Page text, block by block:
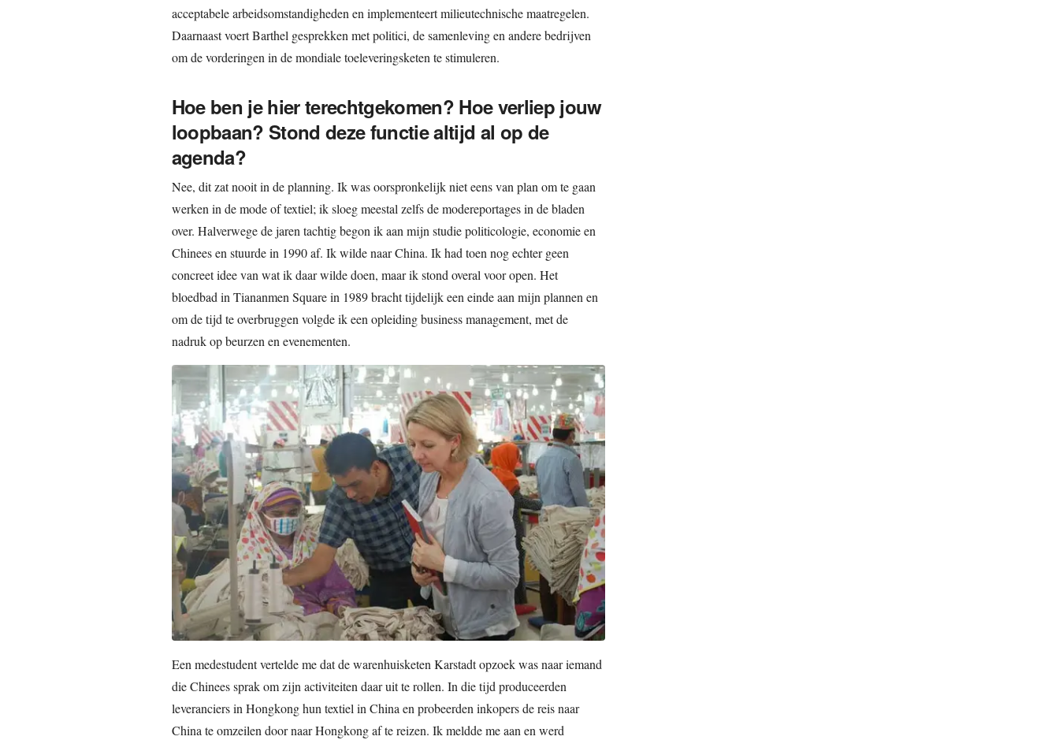
acceptabele arbeidsomstandigheden en implementeert milieutechnische maatregelen.
Daarnaast voert Barthel gesprekken met politici, de samenleving en andere bedrijven
om de vorderingen in de mondiale toeleveringsketen te stimuleren.
Hoe ben je hier terechtgekomen? Hoe verliep jouw
loopbaan? Stond deze functie altijd al op de
agenda?
Nee, dit zat nooit in de planning. Ik was oorspronkelijk niet eens van plan om te gaan
werken in de mode of textiel; ik sloeg meestal zelfs de modereportages in de bladen
over. Halverwege de jaren tachtig begon ik aan mijn studie politicologie, economie en
Chinees en stuurde in 1990 af. Ik wilde naar China. Ik had toen nog echter geen
concreet idee van wat ik daar wilde doen, maar ik stond overal voor open. Het
bloedbad in Tiananmen Square in 1989 bracht tijdelijk een einde aan mijn plannen en
om de tijd te overbruggen volgde ik een opleiding business management, met de
nadruk op beurzen en evenementen.
Een medestudent vertelde me dat de warenhuisketen Karstadt opzoek was naar iemand
die Chinees sprak om zijn activiteiten daar uit te rollen. In die tijd produceerden
leveranciers in Hongkong hun textiel in China en probeerden inkopers de reis naar
China te omzeilen door naar Hongkong af te reizen. Ik meldde me aan en werd